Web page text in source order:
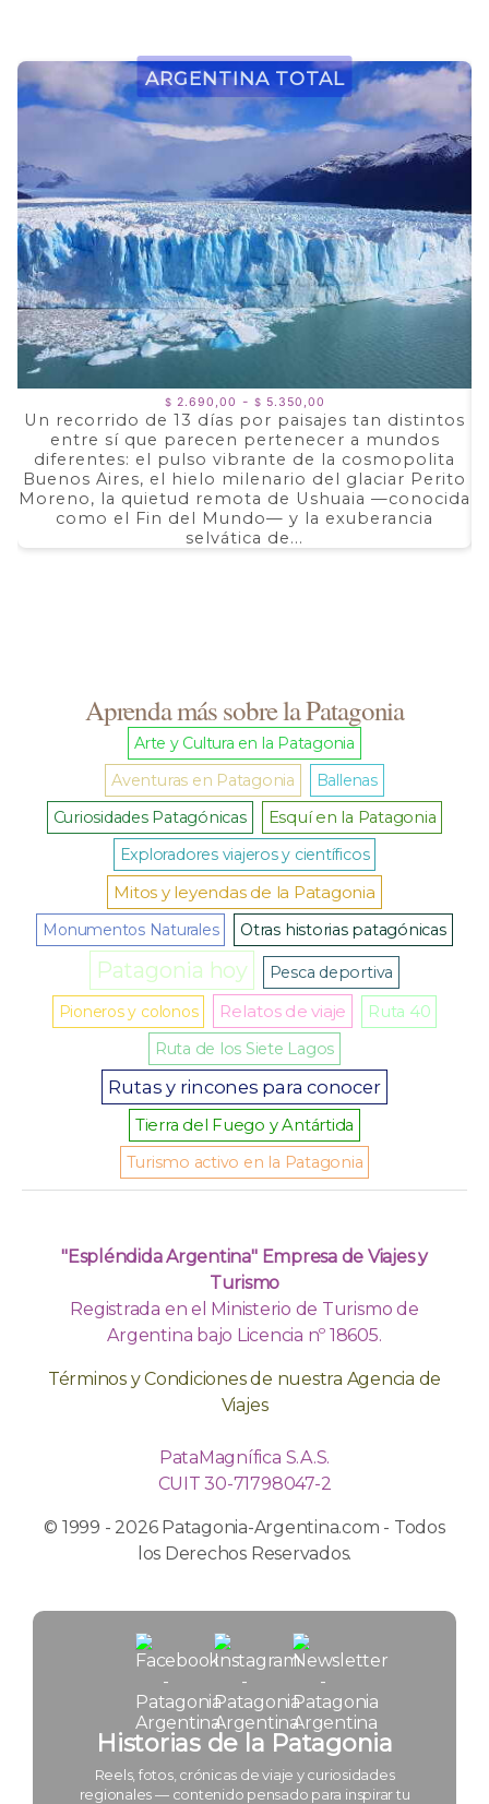
Argentina Total
$ 2.690,00 - $ 5.350,00
de
precios:
desde
$ 2.690,00
hasta
$ 5.350,00
Un recorrido de 13 días por paisajes tan distintos
entre sí que parecen pertenecer a mundos
diferentes: el pulso vibrante de la cosmopolita
Buenos Aires, el hielo milenario del glaciar Perito
Moreno, la quietud remota de Ushuaia —conocida
como el Fin del Mundo— y la exuberancia
selvática de...
Aprenda más sobre la Patagonia
Arte y Cultura en la Patagonia
Aventuras en Patagonia
Ballenas
Curiosidades Patagónicas
Esquí en la Patagonia
Exploradores viajeros y científicos
Mitos y leyendas de la Patagonia
Monumentos Naturales Otras historias patagónicas
Patagonia hoy
Pesca deportiva
Pioneros y colonos
Relatos de viaje
Ruta 40
Ruta de los Siete Lagos
Rutas y rincones para conocer
Tierra del Fuego y Antártida
Turismo activo en la Patagonia
"Espléndida Argentina" Empresa de Viajes y
Turismo
Registrada en el Ministerio de Turismo de
Argentina bajo Licencia nº 18605.
Términos y Condiciones de nuestra Agencia de
Viajes
PataMagnífica S.A.S.
CUIT 30-71798047-2
© 1999 - 2026 Patagonia-Argentina.com - Todos
los Derechos Reservados.
Historias de la Patagonia
Reels, fotos, crónicas de viaje y curiosidades
regionales — contenido pensado para inspirar tu